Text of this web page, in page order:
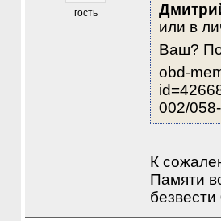
гость
или в
Ваш?
obd-
002/
К
Памяти